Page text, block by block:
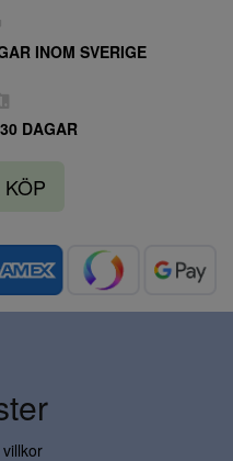
INOM SVERIGE
DAGAR